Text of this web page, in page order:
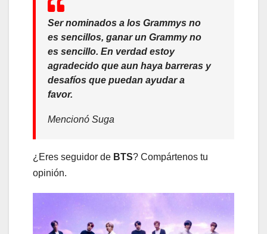
Ser nominados a los Grammys no
es sencillos, ganar un Grammy no
es sencillo. En verdad estoy
agradecido que aun haya barreras y
desafíos que puedan ayudar a
favor.
Mencionó Suga
¿Eres seguidor de BTS? Compártenos tu
opinión.